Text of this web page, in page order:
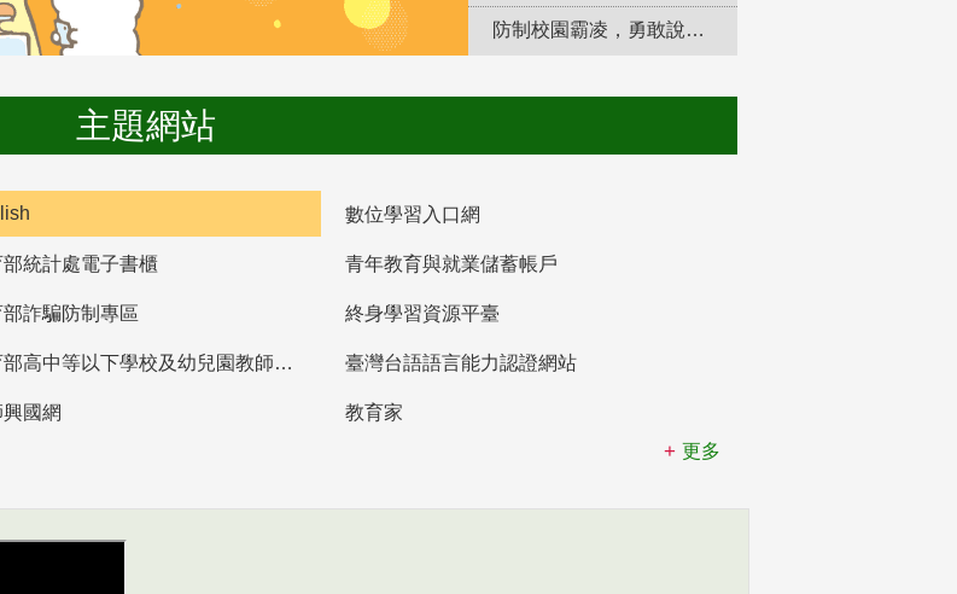
防制校園霸凌，勇敢說出來！
主題網站
數位學習入口網
統計處電子書櫃 青年教育與就業儲蓄帳戶
詐騙防制專區 終身學習資源平臺
教育部高中等以下學校及幼兒園教師資格檢定考試 臺灣台語語言能力認證網站
興國網
教育家
更多